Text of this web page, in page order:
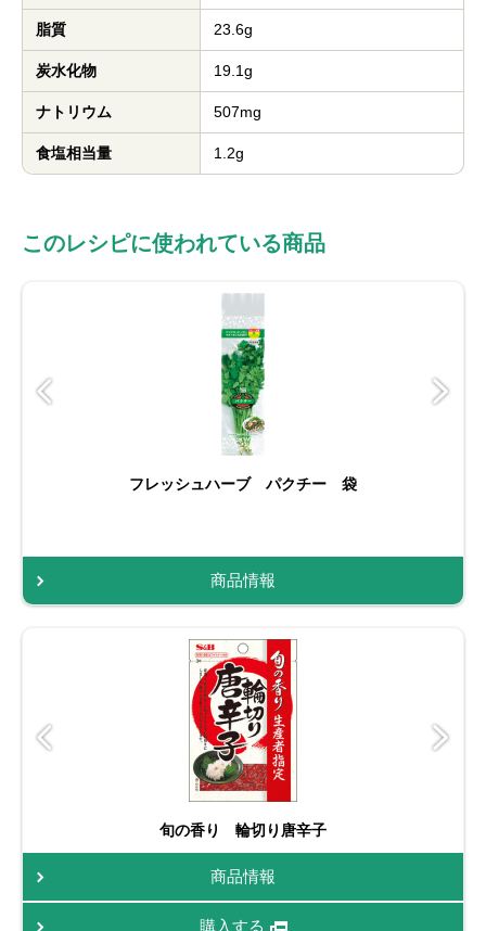
脂質 23.6g
炭水化物 19.1g
ナトリウム 507mg
食塩相当量 1.2g
このレシピに使われている商品
フレッシュハーブ パクチー 袋
商品情報
旬の香り 輪切り唐辛子
商品情報
購入する